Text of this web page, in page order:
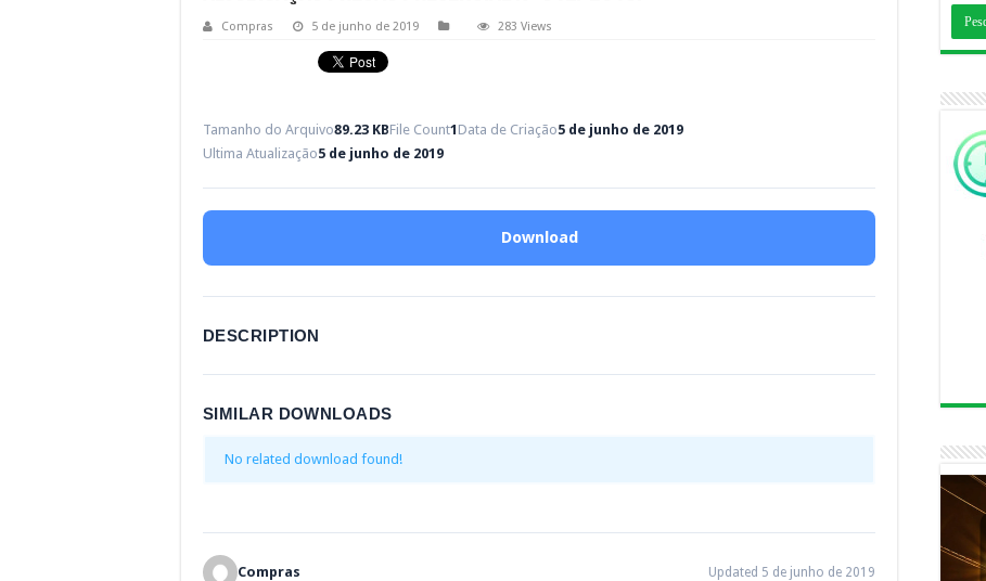
Compras 5 de junho de 2019 283 Views
Tamanho do Arquivo89.23 KBFile Count1 Data de Criação5 de junho de 2019
Ultima Atualização5 de junho de 2019
Download
DESCRIPTION
SIMILAR DOWNLOADS
No related download found!
Compras Updated 5 de junho de 2019